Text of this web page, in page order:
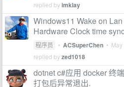
replied byimklay
Windows11 Wake on
Hardware Clock time
程序员 • ACSuperChen •
replied byzed1018
dotnet c#应用 docker 终
打包后异常退出.